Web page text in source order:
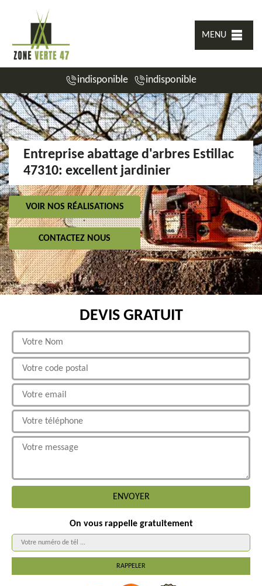
MENU
indisponible indisponible
Entreprise abattage d'arbres Estillac
47310: excellent jardinier
VOIR NOS RÉALISATIONS
CONTACTEZ NOUS
DEVIS GRATUIT
On vous rappelle gratuitement